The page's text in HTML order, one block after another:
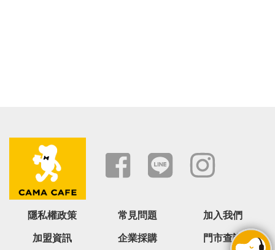
隱私權政策 常見問題 加入我們
加盟資訊 企業採購 門市查詢